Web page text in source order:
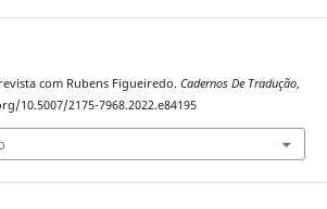
com Rubens Figueiredo. Cadernos De Tradução,
10.5007/2175-7968.2022.e84195